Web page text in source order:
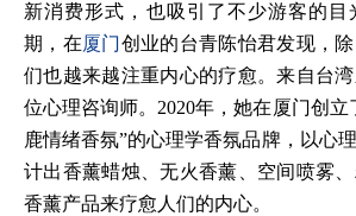
新消费形式，也吸引了不少游客的目
期，在厦门创业的台青陈怡君发现，
们也越来越注重内心的疗愈。来自台
位心理咨询师。2020年，她在厦门创立
鹿情绪香氛”的心理学香氛品牌，以心
计出香薰蜡烛、无火香薰、空间喷雾
香薰产品来疗愈人们的内心。